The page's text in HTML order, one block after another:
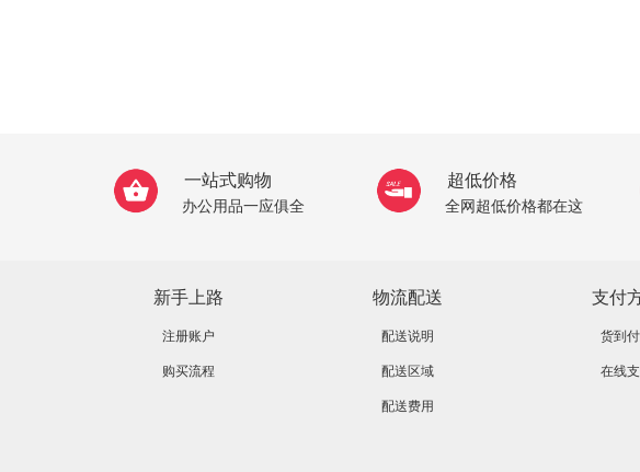
一站式购物
办公用品一应俱全
超低价格
全网超低价格都在这
新手上路
注册账户
购买流程
物流配送
配送说明
配送区域
配送费用
支付
货到
在线